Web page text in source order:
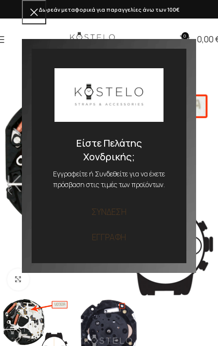
Είστε Πελάτης
Χονδρικής;
Εγγραφείτε ή Συνδεθείτε για να έχετε
πρόσβαση στις τιμές των προϊόντων.
ΣΥΝΔΕΣΗ
ΕΓΓΡΑΦΗ
Δωρεάν μεταφορικά για παραγγελίες άνω των 100€
0 0,00